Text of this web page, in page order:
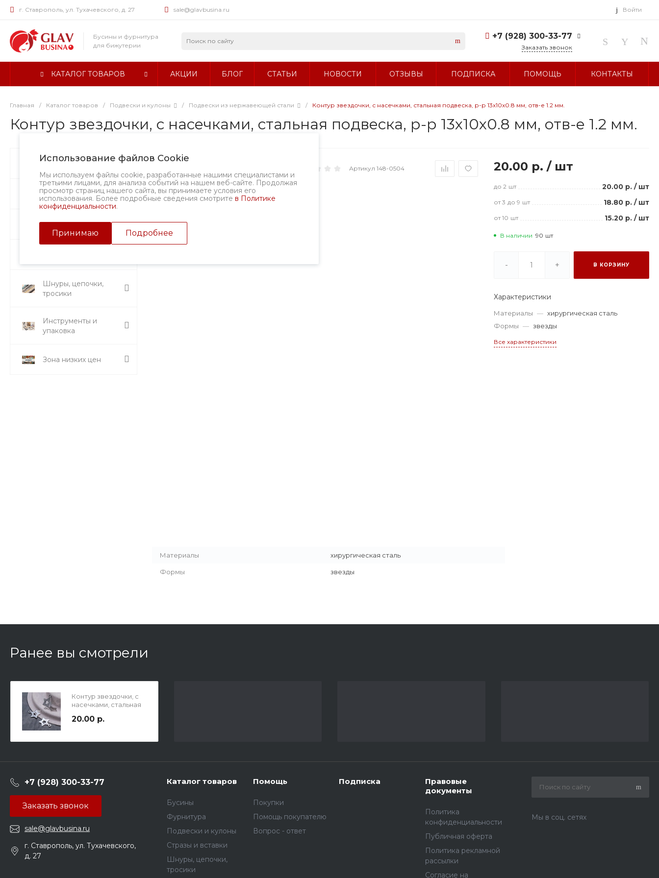
г. Ставрополь, ул. Тухачевского, д. 27 sale@glavbusina.ru Войти
Бусины и фурнитура
для бижутерии
+7 (928) 300-33-77
г. Ставрополь, ул.
sale@glavbusina.ru
Заказать звонок
КАТАЛОГ ТОВАРОВ АКЦИИ БЛОГ СТАТЬИ НОВОСТИ ОТЗЫВЫ ПОДПИСКА ПОМОЩЬ КОНТАКТЫ
Главная / Каталог товаров / Подвески и кулоны / Подвески из нержавеющей стали / Контур звездочки, с насечками, стальная подвеска, р-р 13х10х0.8 мм, отв-е 1.2 мм.
Контур звездочки, с насечками, стальная подвеска, р-р 13х10х0.8 мм, отв-е 1.2 мм.
Использование файлов Cookie
Мы используем файлы cookie, разработанные нашими специалистами и
третьими лицами, для анализа событий на нашем веб-сайте. Продолжая
просмотр страниц нашего сайта, вы принимаете условия его
использования. Более подробные сведения смотрите в Политике
конфиденциальности.
Принимаю Подробнее
Бусины
Фурнитура
Подвески и кулоны
Шнуры, цепочки,
тросики
Инструменты и
упаковка
Зона низких цен
Артикул 148-0504 20.00 р./ шт
до 2 шт 20.00 р. / шт
от 3 до 9 шт 18.80 р. / шт
от 10 шт 15.20 р. / шт
В наличии 90 шт
- + В КОРЗИНУ
Характеристики
Материалы — хирургическая сталь
Формы — звезды
Все характеристики
Материалы хирургическая сталь
Формы звезды
Ранее вы смотрели
Контур звездочки, с
насечками, стальная
13х10х0.8 мм, отв-е 1.2
20.00 р.
+7 (928) 300-33-77
Заказать звонок
sale@glavbusina.ru
г. Ставрополь, ул. Тухачевского,
д. 27
Каталог товаров
Бусины
Фурнитура
Подвески и кулоны
Стразы и вставки
Шнуры, цепочки,
тросики
Помощь
Покупки
Помощь покупателю
Вопрос - ответ
Подписка
Правовые
документы
Политика
конфиденциальности
Публичная оферта
Политика рекламной
рассылки
Согласие на
Мы в соц. сетях